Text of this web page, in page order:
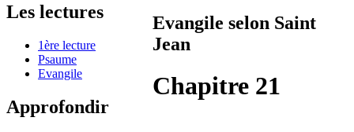
Les lectures
1ère lecture
Psaume
Evangile
Approfondir
Evangile selon Saint
Jean
Chapitre 21